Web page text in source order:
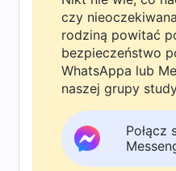
Obnażanie i
że nie mamy gdzie
Po wycierpieniu tak
nasze zepsute
Zyskujemy prawdę i
czy
rodziną powitać
bezpieczeństwo
WhatsAppa lub
naszej grupy
Połącz